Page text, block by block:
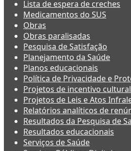
Lista de espera de creches
Medicamentos do SUS
Obras
Obras paralisadas
Pesquisa de Satisfação
Planejamento da Saúde
Planos educacionais
Política de Privacidade e
Projetos de incentivo
Projetos de Leis e Atos
Relatórios analíticos de
Resultados da Pesquisa de
Resultados educacionais
Serviços de Saúde